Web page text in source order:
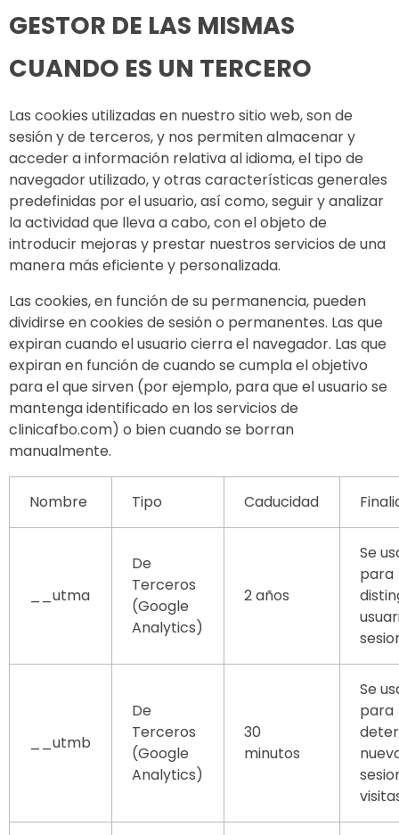
GESTOR DE LAS MISMAS
CUANDO ES UN TERCERO
Las cookies utilizadas en nuestro sitio web, son de
sesión y de terceros, y nos permiten almacenar y
acceder a información relativa al idioma, el tipo de
navegador utilizado, y otras características generales
predefinidas por el usuario, así como, seguir y analizar
la actividad que lleva a cabo, con el objeto de
introducir mejoras y prestar nuestros servicios de una
manera más eficiente y personalizada.
Las cookies, en función de su permanencia, pueden
dividirse en cookies de sesión o permanentes. Las que
expiran cuando el usuario cierra el navegador. Las que
expiran en función de cuando se cumpla el objetivo
para el que sirven (por ejemplo, para que el usuario se
mantenga identificado en los servicios de
clinicafbo.com) o bien cuando se borran
manualmente.
Nombre Tipo Caducidad
__utma
De
Terceros
(Google
Analytics)
2 años
Se
para
__utmb
De
Terceros
(Google
Analytics)
30
minutos
Se
para